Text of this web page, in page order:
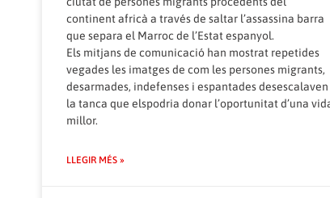
continent africà a través de saltar l’assassina barra
que separa el Marroc de l’Estat espanyol.
Els mitjans de comunicació han mostrat repetides
vegades les imatges de com les persones migrants,
desarmades, indefenses i espantades desescalaven
la tanca que elspodria donar l’oportunitat d’una
millor.
LLEGIR MÉS »